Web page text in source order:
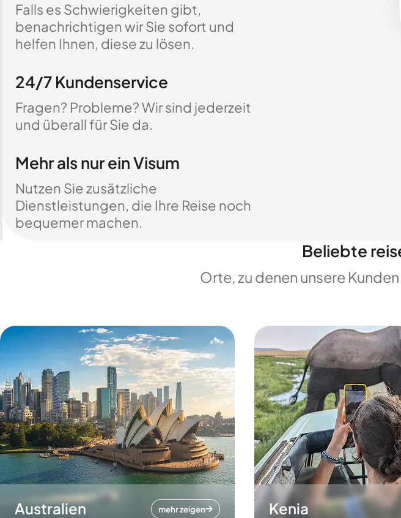
Falls es Schwierigkeiten gibt,
benachrichtigen wir Sie sofort und
helfen Ihnen, diese zu lösen.
24/7 Kundenservice
Fragen? Probleme? Wir sind jederzeit
und überall für Sie da.
Mehr als nur ein Visum
Nutzen Sie zusätzliche
Dienstleistungen, die Ihre Reise noch
bequemer machen.
Beliebte
Orte, zu denen unsere
Australien mehr zeigen Kenia